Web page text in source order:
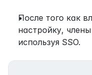
После того как
настройку,
используя SSO.